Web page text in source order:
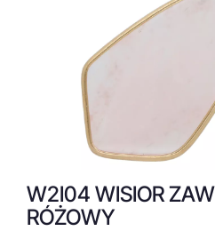
W2I04 WISIOR
RÓŻOWY